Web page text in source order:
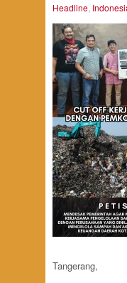
Headline,
Tangerang,